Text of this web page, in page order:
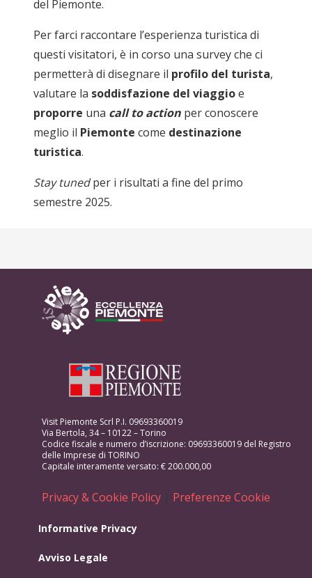
del Piemonte.
Per farci raccontare l’esperienza turistica di
questi visitatori, è in corso una survey che ci
permetterà di disegnare il profilo del turista,
valutare la soddisfazione del viaggioe
proporre una call to action per conoscere
meglio il Piemonte come destinazione
turistica.
Stay tunedper i risultati a fine del primo
semestre 2025.
Visit Piemonte Scrl P.I. 09693360019
Via Bertola, 34 – 10122 – Torino
Codice fiscale e numero d’iscrizione: 09693360019 del Registro
delle Imprese di TORINO
Capitale interamente versato: € 200.000,00
Privacy & Cookie Policy | Preferenze Cookie
Informative Privacy
Avviso Legale